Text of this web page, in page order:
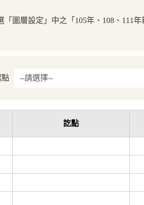
「圖層設定」中之「105年、108、111
點
訖點